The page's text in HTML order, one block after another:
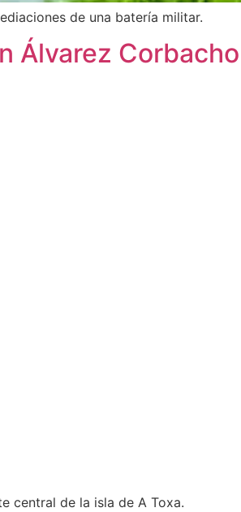
de una batería militar.
Álvarez Corbacho
central de la isla de A Toxa.